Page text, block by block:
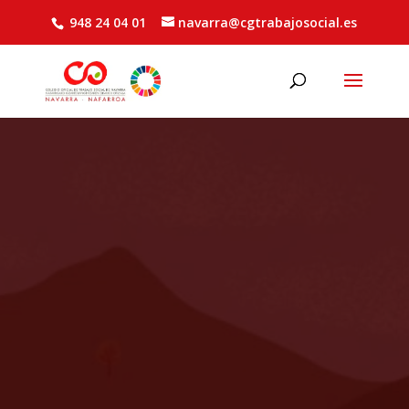
948 24 04 01 navarra@cgtrabajosocial.es